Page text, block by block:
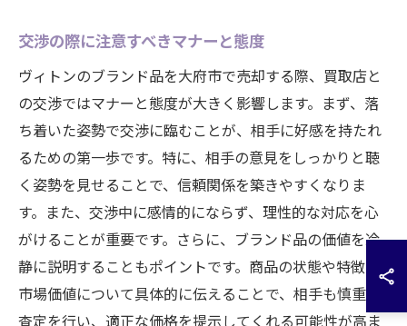
交渉の際に注意すべきマナーと態度
ヴィトンのブランド品を大府市で売却する際、買取店と
の交渉ではマナーと態度が大きく影響します。まず、落
ち着いた姿勢で交渉に臨むことが、相手に好感を持たれ
るための第一歩です。特に、相手の意見をしっかりと聴
く姿勢を見せることで、信頼関係を築きやすくなりま
す。また、交渉中に感情的にならず、理性的な対応を心
がけることが重要です。さらに、ブランド品の価値を冷
静に説明することもポイントです。商品の状態や特徴、
市場価値について具体的に伝えることで、相手も慎重に
査定を行い、適正な価格を提示してくれる可能性が高ま